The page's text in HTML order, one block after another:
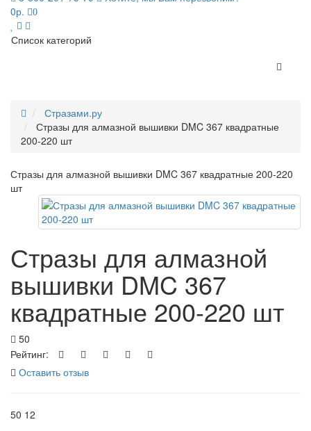
0р.
0
Список категорий
Стразами.ру
Стразы для алмазной вышивки DMC 367 квадратные
200-220 шт
Стразы для алмазной вышивки DMC 367 квадратные 200-220
шт
Стразы для алмазной
вышивки DMC 367
квадратные 200-220 шт
50
Рейтинг:
Оставить отзыв
50 12